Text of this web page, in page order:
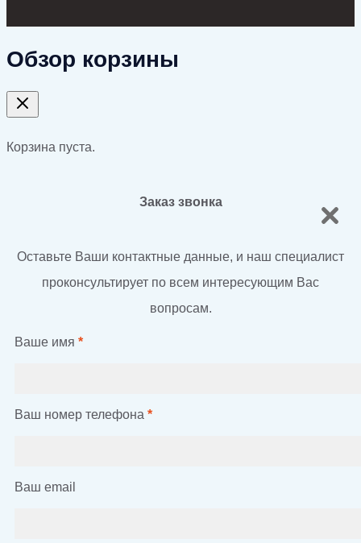
Обзор корзины
Корзина пуста.
Заказ звонка
Оставьте Ваши контактные данные, и наш специалист
проконсультирует по всем интересующим Вас
вопросам.
Ваше имя *
Ваш номер телефона *
Ваш email